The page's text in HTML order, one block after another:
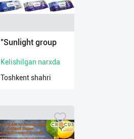
"Sunlight group
Kelishilgan narxda
Toshkent shahri